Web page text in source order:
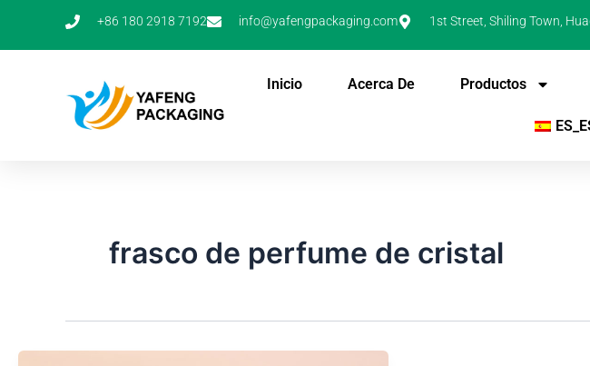
+86 180 2918 7192 info@yafengpackaging.com 1st Street, Shiling Town,
Inicio Acerca De Productos
frasco de perfume de cristal